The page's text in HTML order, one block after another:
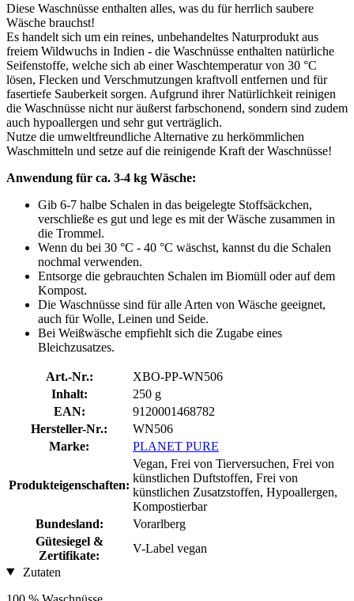
Diese Waschnüsse enthalten alles, was du für herrlich saubere
Wäsche brauchst!
Es handelt sich um ein reines, unbehandeltes Naturprodukt aus
freiem Wildwuchs in Indien - die Waschnüsse enthalten natürliche
Seifenstoffe, welche sich ab einer Waschtemperatur von 30 °C
lösen, Flecken und Verschmutzungen kraftvoll entfernen und für
fasertiefe Sauberkeit sorgen. Aufgrund ihrer Natürlichkeit reinigen
die Waschnüsse nicht nur äußerst farbschonend, sondern sind zudem
auch hypoallergen und sehr gut verträglich.
Nutze die umweltfreundliche Alternative zu herkömmlichen
Waschmitteln und setze auf die reinigende Kraft der Waschnüsse!
Anwendung für ca. 3-4 kg Wäsche:
Gib 6-7 halbe Schalen in das beigelegte Stoffsäckchen,
verschließe es gut und lege es mit der Wäsche zusammen in
die Trommel.
Wenn du bei 30 °C - 40 °C wäschst, kannst du die Schalen
nochmal verwenden.
Entsorge die gebrauchten Schalen im Biomüll oder auf dem
Kompost.
Die Waschnüsse sind für alle Arten von Wäsche geeignet,
auch für Wolle, Leinen und Seide.
Bei Weißwäsche empfiehlt sich die Zugabe eines
Bleichzusatzes.
Art.-Nr.:
XBO-PP-WN506
Inhalt:
250 g
EAN:
9120001468782
Hersteller-Nr.:
WN506
Marke:
PLANET PURE
Produkteigenschaften:
Vegan, Frei von Tierversuchen, Frei von
künstlichen Duftstoffen, Frei von
künstlichen Zusatzstoffen, Hypoallergen,
Kompostierbar
Bundesland:
Vorarlberg
Gütesiegel &
Zertifikate:
V-Label vegan
Zutaten